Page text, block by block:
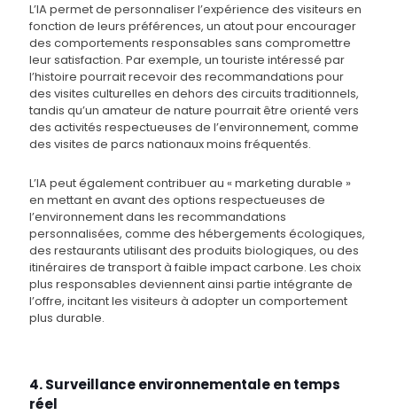
L’IA permet de personnaliser l’expérience des visiteurs en
fonction de leurs préférences, un atout pour encourager
des comportements responsables sans compromettre
leur satisfaction. Par exemple, un touriste intéressé par
l’histoire pourrait recevoir des recommandations pour
des visites culturelles en dehors des circuits traditionnels,
tandis qu’un amateur de nature pourrait être orienté vers
des activités respectueuses de l’environnement, comme
des visites de parcs nationaux moins fréquentés.
L’IA peut également contribuer au « marketing durable »
en mettant en avant des options respectueuses de
l’environnement dans les recommandations
personnalisées, comme des hébergements écologiques,
des restaurants utilisant des produits biologiques, ou des
itinéraires de transport à faible impact carbone. Les choix
plus responsables deviennent ainsi partie intégrante de
l’offre, incitant les visiteurs à adopter un comportement
plus durable.
4. Surveillance environnementale en temps
réel